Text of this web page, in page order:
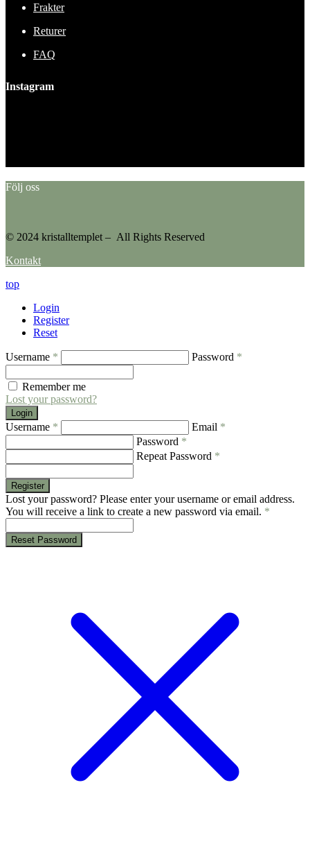
Frakter
Returer
FAQ
Instagram
Följ oss
© 2024 kristalltemplet – All Rights Reserved
Kontakt
top
Login
Register
Reset
Username * Password *
Remember me
Lost your password?
Login
Username * Email *
Password *
Repeat Password *
Register
Lost your password? Please enter your username or email address.
You will receive a link to create a new password via email. *
Reset Password